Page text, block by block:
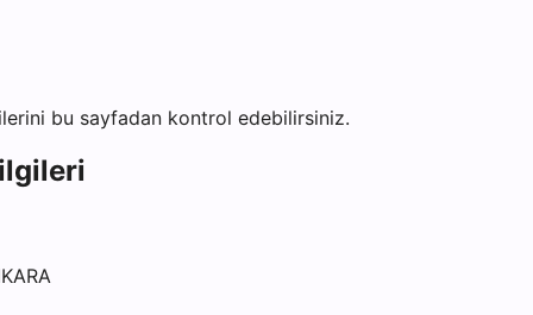
bu sayfadan kontrol edebilirsiniz.